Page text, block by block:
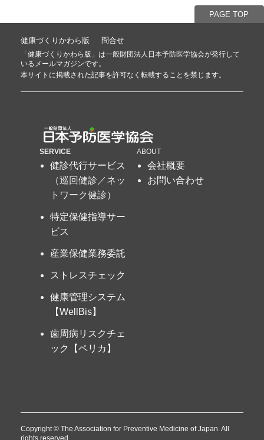
PAGE TOP
健康づくりかわら版 問合せ
「健康づくりかわら版」は一般財団法人日本予防医学協会が発行して
いるメールマガジンです。
本サイトに掲載された記事を許可なく転載することを禁じます。
SERVICE
健診代行サービス
（巡回健診／ネッ
トワーク健診）
特定保健指導サー
ビス
産業保健業務委託
ストレスチェック
健康管理システム
【WellBis】
歯周病リスクチェ
ック【ペリカ】
ABOUT
会社概要
お問い合わせ
Copyright © The Association for Preventive Medicine of Japan. All
rights reserved.